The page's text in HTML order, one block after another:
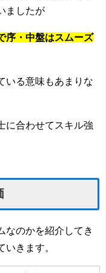
ましたが
序・中盤はスムーズ
いる意味もあまりな
に合わせてスキル強
なのかを紹介してき
いきます。